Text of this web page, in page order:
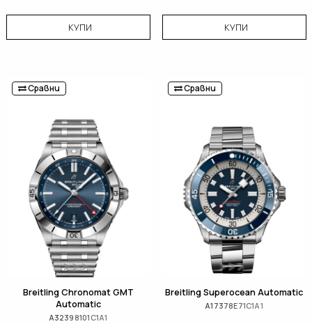
КУПИ КУПИ
Сравни
Breitling Chronomat GMT
Automatic
A32398101C1A1
Сравни
Breitling Superocean Automatic
A17378E71C1A1